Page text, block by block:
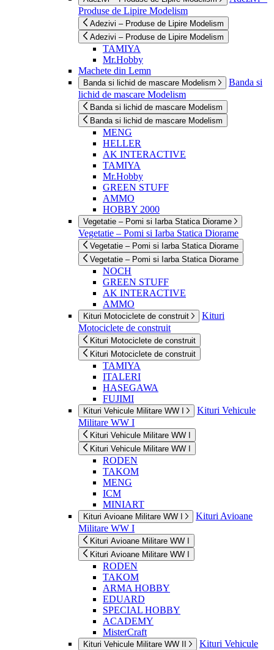
Produse de Lipire Modelism
Adezivi – Produse de Lipire Modelism
Adezivi – Produse de Lipire Modelism
TAMIYA
Mr.Hobby
Machete din Lemn
Banda si lichid de mascare Modelism
Banda si
lichid de mascare Modelism
Banda si lichid de mascare Modelism
Banda si lichid de mascare Modelism
MENG
HELLER
AK INTERACTIVE
TAMIYA
Mr.Hobby
GREEN STUFF
AMMO
HOBBY 2000
Vegetatie – Pomi si Iarba Statica Diorame
Vegetatie – Pomi si Iarba Statica Diorame
Vegetatie – Pomi si Iarba Statica Diorame
Vegetatie – Pomi si Iarba Statica Diorame
NOCH
GREEN STUFF
AK INTERACTIVE
AMMO
Kituri Motociclete de construit
Kituri
Motociclete de construit
Kituri Motociclete de construit
Kituri Motociclete de construit
TAMIYA
ITALERI
HASEGAWA
FUJIMI
Kituri Vehicule Militare WW I
Kituri Vehicule
Militare WW I
Kituri Vehicule Militare WW I
Kituri Vehicule Militare WW I
RODEN
TAKOM
MENG
ICM
MINIART
Kituri Avioane Militare WW I
Kituri Avioane
Militare WW I
Kituri Avioane Militare WW I
Kituri Avioane Militare WW I
RODEN
TAKOM
ARMA HOBBY
EDUARD
SPECIAL HOBBY
ACADEMY
MisterCraft
Kituri Vehicule Militare WW II
Kituri Vehicule